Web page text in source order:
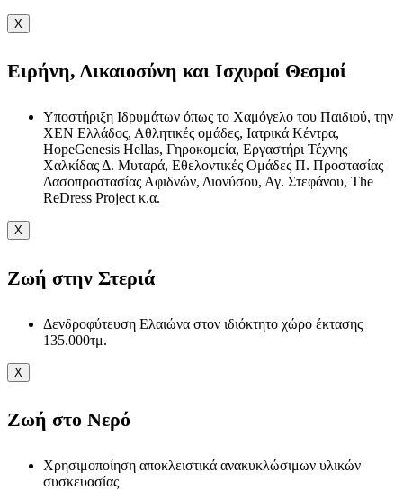
X
Ειρήνη, Δικαιοσύνη και Ισχυροί Θεσμοί
Υποστήριξη Ιδρυμάτων όπως το Χαμόγελο του Παιδιού, την
ΧΕΝ Ελλάδος, Αθλητικές ομάδες, Ιατρικά Κέντρα,
HopeGenesis Hellas, Γηροκομεία, Εργαστήρι Τέχνης
Χαλκίδας Δ. Μυταρά, Εθελοντικές Ομάδες Π. Προστασίας
Δασοπροστασίας Αφιδνών, Διονύσου, Αγ. Στεφάνου, The
ReDress Project κ.α.
X
Ζωή στην Στεριά
Δενδροφύτευση Ελαιώνα στον ιδιόκτητο χώρο έκτασης
135.000τμ.
X
Ζωή στο Νερό
Χρησιμοποίηση αποκλειστικά ανακυκλώσιμων υλικών
συσκευασίας